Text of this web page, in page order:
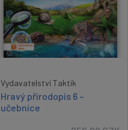
Vydavatelství Taktik
Hravý přírodopis 6 –
učebnice